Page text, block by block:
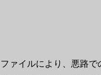
ァイルにより、悪路